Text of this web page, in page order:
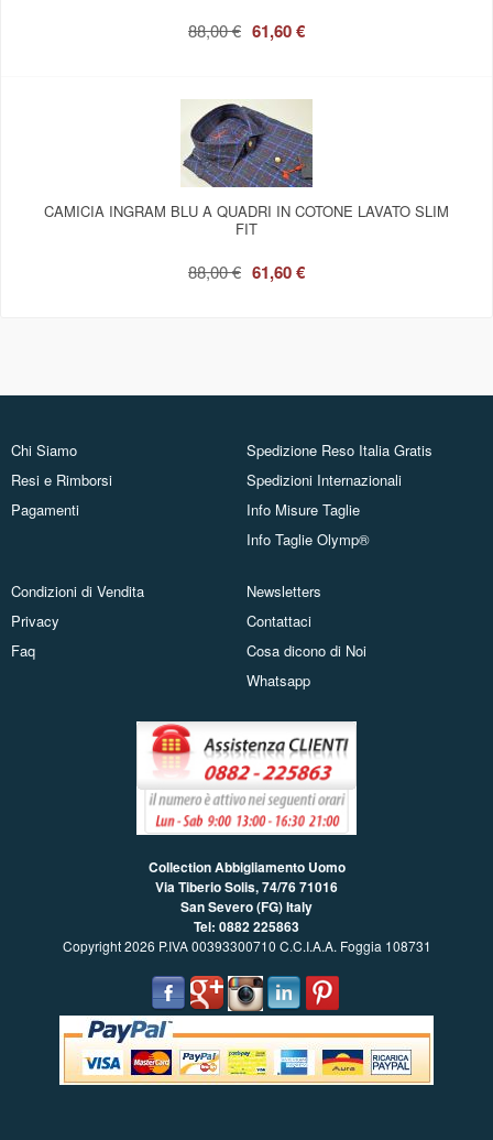
88,00 € 61,60 €
CAMICIA INGRAM BLU A QUADRI IN COTONE LAVATO SLIM
FIT
88,00 € 61,60 €
Chi Siamo
Resi e Rimborsi
Pagamenti
Spedizione Reso Italia Gratis
Spedizioni Internazionali
Info Misure Taglie
Info Taglie Olymp®
Condizioni di Vendita
Privacy
Faq
Newsletters
Contattaci
Cosa dicono di Noi
Whatsapp
Collection Abbigliamento Uomo
Via Tiberio Solis, 74/7671016
San Severo (FG) Italy
Tel: 0882 225863
Copyright 2026 P.IVA 00393300710 C.C.I.A.A. Foggia 108731